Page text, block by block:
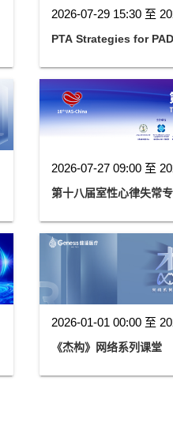
2026-07-29 15:30 至
PTA Strategies for
2026-07-27 09:00 至
第十八届室性心律失常
2026-01-01 00:00 至
《杰构》网络系列课堂